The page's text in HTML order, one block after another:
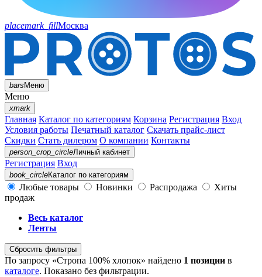
placemark_fillМосква
barsМеню
Меню
xmark
Главная Каталог по категориям Корзина Регистрация Вход
Условия работы Печатный каталог Скачать прайс-лист
Скидки Стать дилером О компании Контакты
person_crop_circleЛичный кабинет
Регистрация Вход
book_circleКаталог по категориям
Любые товары Новинки Распродажа
Хиты
продаж
Весь каталог
Ленты
Сбросить фильтры
По запросу «Стропа 100% хлопок» найдено 1 позиции в
каталоге. Показано без фильтрации.